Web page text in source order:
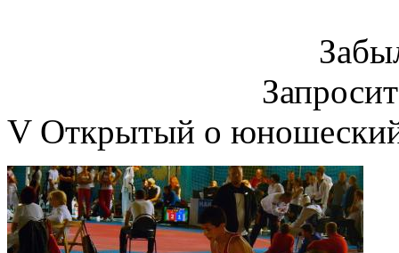
V Открытый о